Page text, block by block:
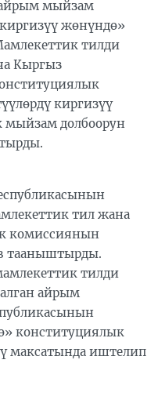
мыйзам
жөнүндө»
тилди
Кыргыз
киргизүү
мыйзам долбоорун
тил жана
комиссиянын
тааныштырды.
тилди
айрым
конституциялык
максатында иштелип